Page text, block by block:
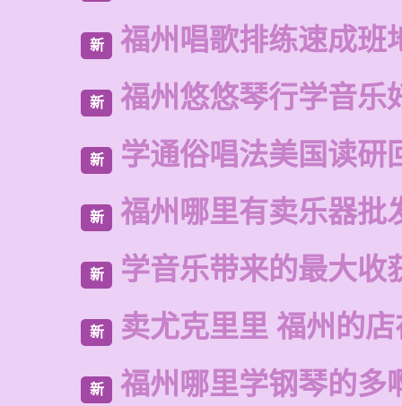
新 福州唱歌排练速成班
新 福州悠悠琴行学音乐
新 学通俗唱法美国读研
新 福州哪里有卖乐器批
新 学音乐带来的最大收
新 卖尤克里里 福州的
新 福州哪里学钢琴的多